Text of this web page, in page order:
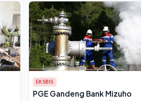
EKSBIS
PGE Gandeng Bank Mizuho